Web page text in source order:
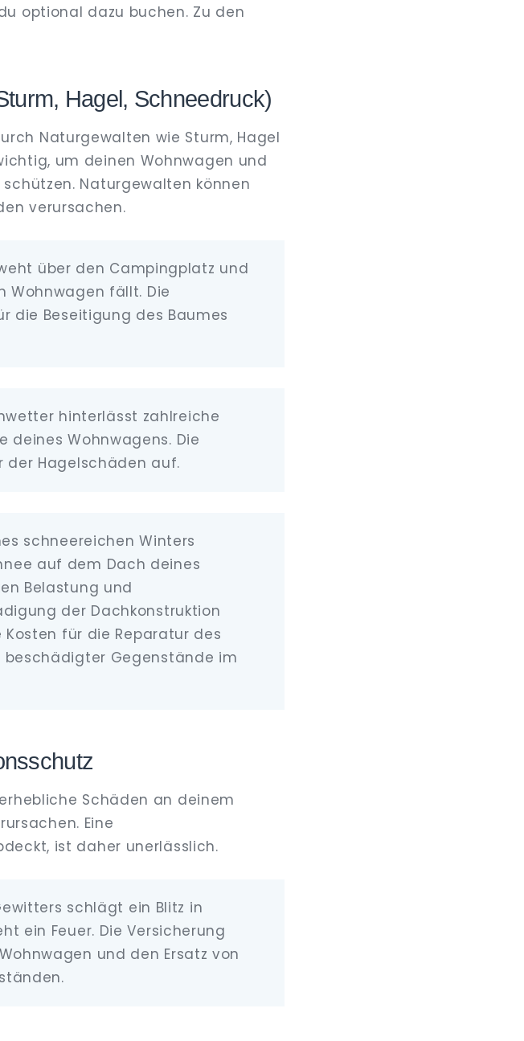
optional dazu buchen. Zu den
Hagel, Schneedruck)
Naturgewalten wie Sturm, Hagel
um deinen Wohnwagen und
Naturgewalten können
verursachen.
über den Campingplatz und
Wohnwagen fällt. Die
die Beseitigung des Baumes
hinterlässt zahlreiche
deines Wohnwagens. Die
der Hagelschäden auf.
schneereichen Winters
auf dem Dach deines
Belastung und
der Dachkonstruktion
für die Reparatur des
beschädigter Gegenstände im
Schäden an deinem
Eine
ist daher unerlässlich.
schlägt ein Blitz in
ein Feuer. Die Versicherung
und den Ersatz von